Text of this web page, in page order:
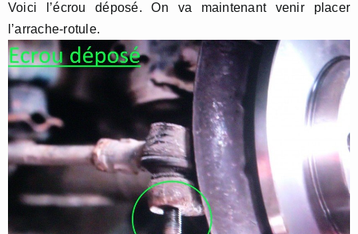
Voici l’écrou déposé. On va maintenant venir placer
l’arrache-rotule.